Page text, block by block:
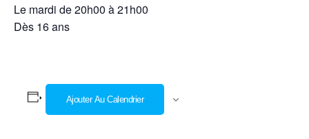
Le mardi de 20h00 à 21h00
Dès 16 ans
Ajouter Au Calendrier